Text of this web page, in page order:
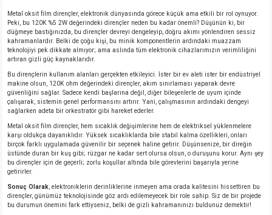
Metal oksit film dirençler, elektronik dünyasında görece küçük ama etkili bir rol oynuyor.
Peki, bu 120K %5 2W değerindeki dirençler neden bu kadar önemli? Düşünün ki, bir
düğmeye bastığınızda, bu dirençler devreyi dengeleyip, doğru akımı yönlendiren sessiz
kahramanlardır. Belki de çoğu kişi, bu minik komponentlerin ardındaki muazzam
teknolojiyi pek dikkate almıyor; ama aslında tüm elektronik cihazlarımızın verimliliğini
artıran gizli güç kaynaklarıdır.
Bu dirençlerin kullanım alanları gerçekten etkileyici. İster bir ev aleti ister bir endüstriyel
makine olsun, 120K ohm değerindeki dirençler, akım sınırlaması yaparak devre
güvenliğini sağlar. Sadece kendi başlarına değil, diğer bileşenlerle de uyum içinde
çalışarak, sistemin genel performansını artırır. Yani, çalışmasının ardındaki dengeyi
sağlarken adeta bir orkestratör gibi hareket ederler.
Metal oksit film dirençler, hem sıcaklık değişimlerine hem de elektriksel yüklenmelere
karşı oldukça dayanıklıdır. Yüksek sıcaklıklarda bile stabil kalma özellikleri, onları
birçok farklı uygulamada güvenilir bir seçenek haline getirir. Düşünsenize, bir direğin
üstünde duran bir kuş gibi; rüzgar ne kadar sert olursa olsun, o duruşunu korur. Aynı şey
bu dirençler için de geçerli; zorlu koşullar altında bile görevlerini başarıyla yerine
getirirler.
Sonuç Olarak , elektroniklerin derinliklerine inmeyen ama orada kalitesini hissettiren bu
dirençler, günümüz teknolojisinde göz ardı edilemeyecek bir role sahip. Siz de bir projede
bu durumun önemini fark ettiyseniz, belki de gizli kahramanınızı buldunuz demektir!